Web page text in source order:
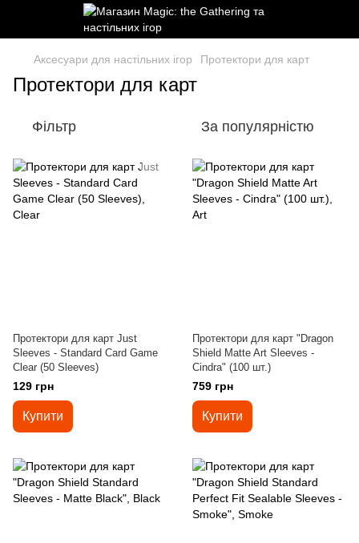
Аксесуари для настільних ігор Протектори для карт
Протектори для карт
Фільтр За популярністю
Протектори для карт Just
Sleeves - Standard Card Game
Clear (50 Sleeves)
129 грн
Купити
Протектори для карт "Dragon
Shield Matte Art Sleeves -
Cindra" (100 шт.)
759 грн
Купити